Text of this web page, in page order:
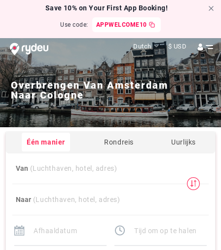
Save 10% on Your First App Booking!
Use code: APPWELCOME10
Dutch $ USD
Overbrengen Van Amsterdam
Naar Cologne
Één manier Rondreis Uurlijks
Van (Luchthaven, hotel, adres)
Naar (Luchthaven, hotel, adres)